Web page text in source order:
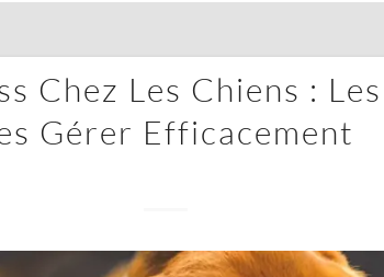
Chez Les Chiens :
Gérer Efficacement